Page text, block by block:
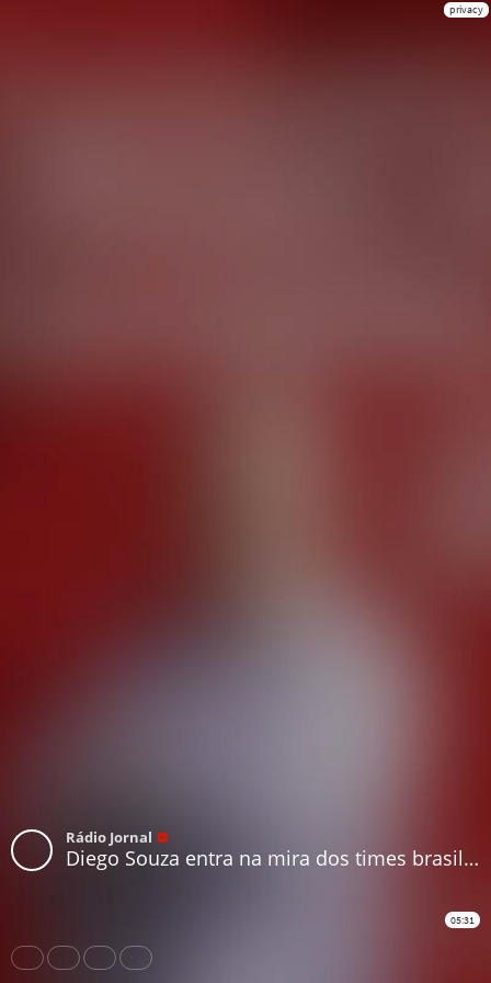
privacy
Rádio Jornal
Diego Souza entra na mira dos times brasileiros para a próxima temporada
05:31
Share Like